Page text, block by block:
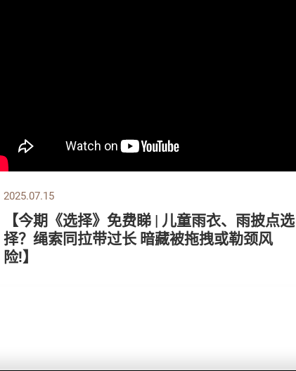
2025.07.15
【今期《选择》免费睇 | 儿童雨衣、雨披点选
择？绳索同拉带过长 暗藏被拖拽或勒颈风
险!】